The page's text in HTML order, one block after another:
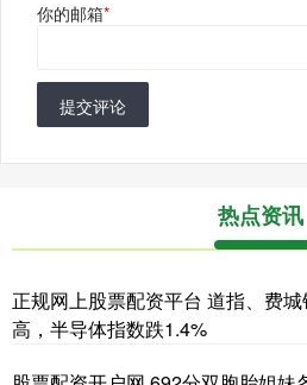
你的邮箱*
提交评论
热点资讯
正规网上股票配资平台 道指、费
高，半导体指数跌1.4%